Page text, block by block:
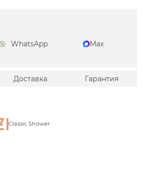
WhatsApp Max
Доставка Гарантия
Classic Shower